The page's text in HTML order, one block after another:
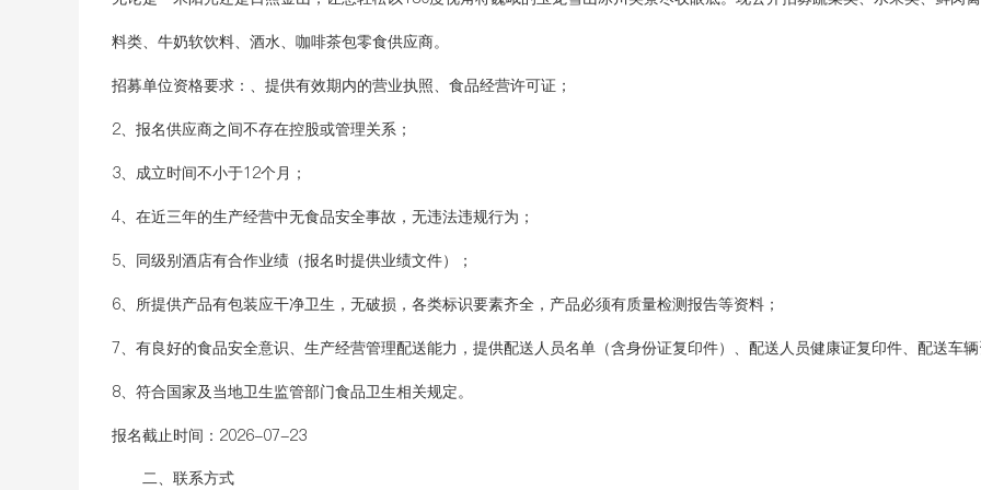
料类、牛奶软饮料、酒水、咖啡茶包零食供应商。
招募单位资格要求： 、提供有效期内的营业执照、食品经营许可证；
2、报名供应商之间不存在控股或管理关系；
3、成立时间不小于12个月；
4、在近三年的生产经营中无食品安全事故，无违法违规行为；
5、同级别酒店有合作业绩（报名时提供业绩文件）；
6、所提供产品有包装应干净卫生，无破损，各类标识要素齐全，产品必须有质量检测报告等资料；
7、有良好的食品安全意识、生产经营管理配送能力，提供配送人员名单（含身份证复印件）、配送人员健康证复印件、配送车
8、符合国家及当地卫生监管部门食品卫生相关规定。
报名截止时间： 2026-07-23
二、联系方式